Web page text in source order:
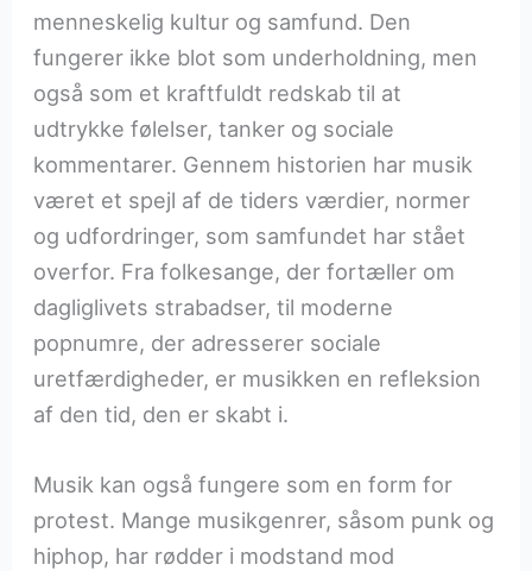
menneskelig kultur og samfund. Den
fungerer ikke blot som underholdning, men
også som et kraftfuldt redskab til at
udtrykke følelser, tanker og sociale
kommentarer. Gennem historien har musik
været et spejl af de tiders værdier, normer
og udfordringer, som samfundet har stået
overfor. Fra folkesange, der fortæller om
dagliglivets strabadser, til moderne
popnumre, der adresserer sociale
uretfærdigheder, er musikken en refleksion
af den tid, den er skabt i.
Musik kan også fungere som en form for
protest. Mange musikgenrer, såsom punk og
hiphop, har rødder i modstand mod